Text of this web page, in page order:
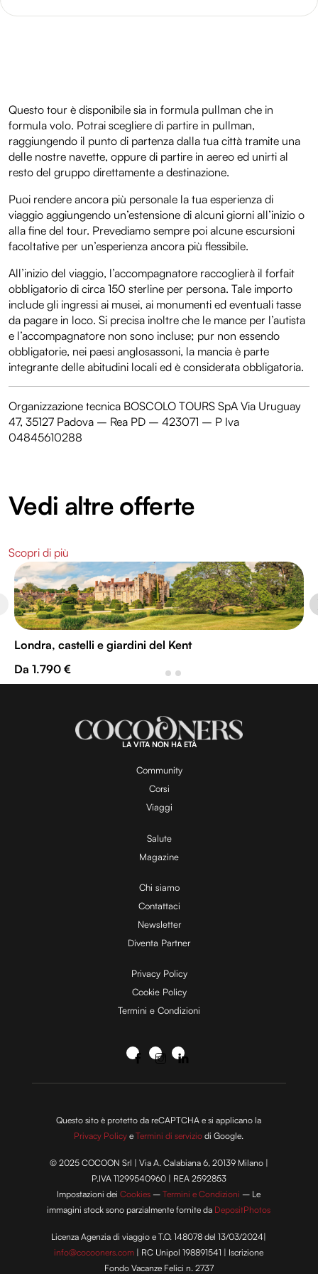
Questo tour è disponibile sia in formula pullman che in
formula volo. Potrai scegliere di partire in pullman,
raggiungendo il punto di partenza dalla tua città tramite una
delle nostre navette, oppure di partire in aereo ed unirti al
resto del gruppo direttamente a destinazione.
Puoi rendere ancora più personale la tua esperienza di
viaggio aggiungendo un’estensione di alcuni giorni all’inizio o
alla fine del tour. Prevediamo sempre poi alcune escursioni
facoltative per un’esperienza ancora più flessibile.
All’inizio del viaggio, l’accompagnatore raccoglierà il forfait
obbligatorio di circa 150 sterline per persona. Tale importo
include gli ingressi ai musei, ai monumenti ed eventuali tasse
da pagare in loco. Si precisa inoltre che le mance per l’autista
e l’accompagnatore non sono incluse; pur non essendo
obbligatorie, nei paesi anglosassoni, la mancia è parte
integrante delle abitudini locali ed è considerata obbligatoria.
Organizzazione tecnica BOSCOLO TOURS SpA Via Uruguay
47, 35127 Padova – Rea PD – 423071 – P Iva
04845610288
Vedi altre offerte
Scopri di più
Londra, castelli e giardini del Kent
Da 1.790 €
LA VITA NON HA ETÀ
Community
Corsi
Viaggi
Salute
Magazine
Chi siamo
Contattaci
Newsletter
Diventa Partner
Privacy Policy
Cookie Policy
Termini e Condizioni
Questo sito è protetto da reCAPTCHA e si applicano la
Privacy Policy eTermini di servizio di Google.
© 2025 COCOON Srl | Via A. Calabiana 6, 20139 Milano |
P.IVA 11299540960 | REA 2592853
Impostazioni deiCookies –Termini e Condizioni – Le
immagini stock sono parzialmente fornite da DepositPhotos
Licenza Agenzia di viaggio e T.O. 148078 del 13/03/2024|
info@cocooners.com | RC Unipol 198891541 | Iscrizione
Fondo Vacanze Felici n. 2737